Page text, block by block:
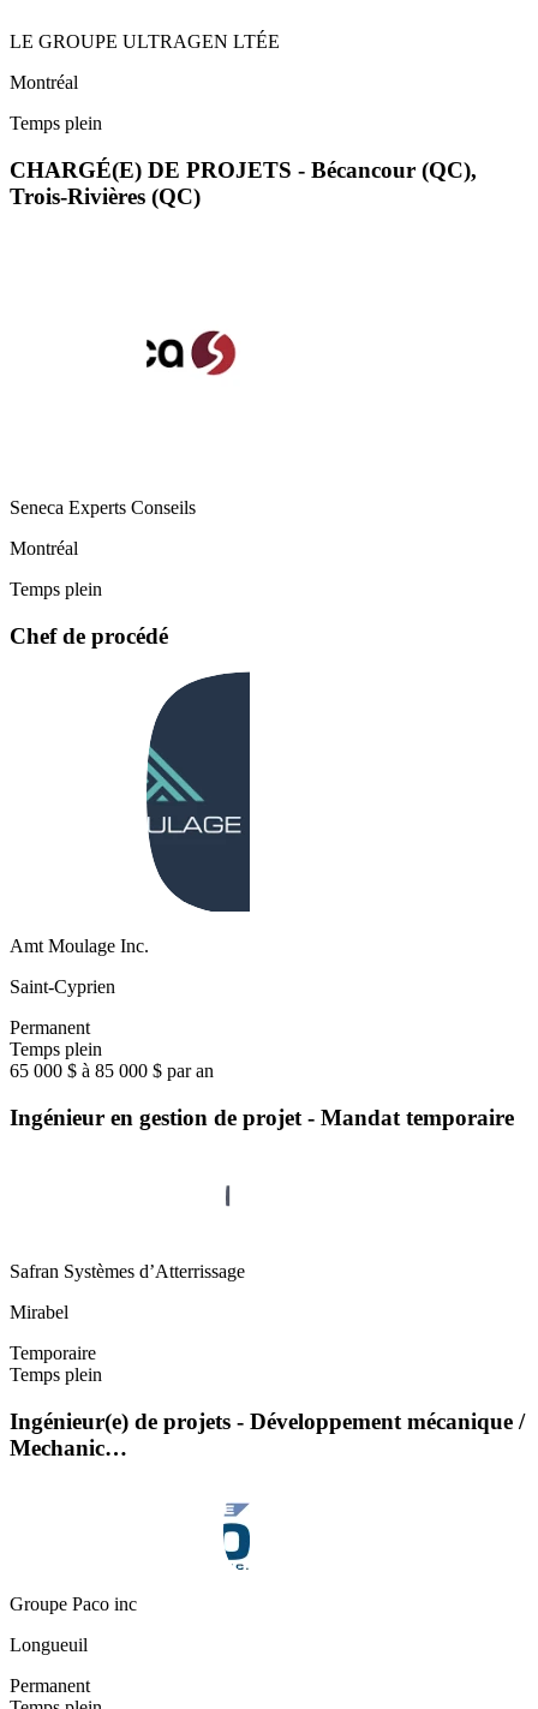
LE GROUPE ULTRAGEN LTÉE
Montréal
Temps plein
CHARGÉ(E) DE PROJETS - Bécancour (QC),
Trois-Rivières (QC)
Seneca Experts Conseils
Montréal
Temps plein
Chef de procédé
Amt Moulage Inc.
Saint-Cyprien
Permanent
Temps plein
65 000 $ à 85 000 $ par an
Ingénieur en gestion de projet - Mandat temporaire
Safran Systèmes d’Atterrissage
Mirabel
Temporaire
Temps plein
Ingénieur(e) de projets - Développement mécanique /
Mechanic…
Groupe Paco inc
Longueuil
Permanent